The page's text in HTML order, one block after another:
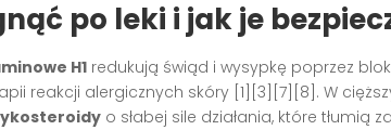
po leki i jak je
H1 redukują świąd i wysypkę poprzez
reakcji alergicznych skóry [1][3][7][8]. W
o słabej sile działania, które tłumią